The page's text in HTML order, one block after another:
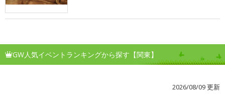
GW人気イベントランキングから探す【関東】
2026/08/09 更新